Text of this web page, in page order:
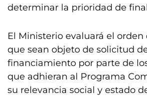
determinar la prioridad de
El Ministerio evaluará el orden
que sean objeto de solicitud
financiamiento por parte de
que adhieran al Programa
su relevancia social y estado